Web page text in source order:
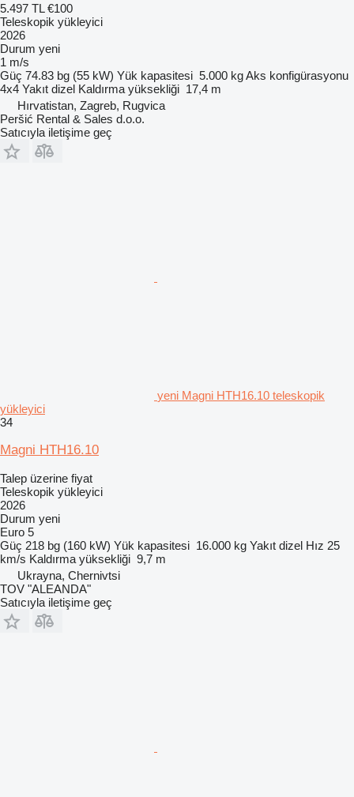
5.497 TL €100
Teleskopik yükleyici
2026
Durum yeni
1 m/s
Güç 74.83 bg (55 kW) Yük kapasitesi 5.000 kgAks konfigürasyonu
4x4 Yakıt dizel Kaldırma yüksekliği 17,4 m
Hırvatistan, Zagreb, Rugvica
Peršić Rental & Sales d.o.o.
Satıcıyla iletişime geç
yeni Magni HTH16.10 teleskopik
yükleyici
34
Magni HTH16.10
Talep üzerine fiyat
Teleskopik yükleyici
2026
Durum yeni
Euro 5
Güç 218 bg (160 kW) Yük kapasitesi 16.000 kg Yakıt dizel Hız 25
km/s Kaldırma yüksekliği 9,7 m
Ukrayna, Chernivtsi
TOV "ALEANDA"
Satıcıyla iletişime geç